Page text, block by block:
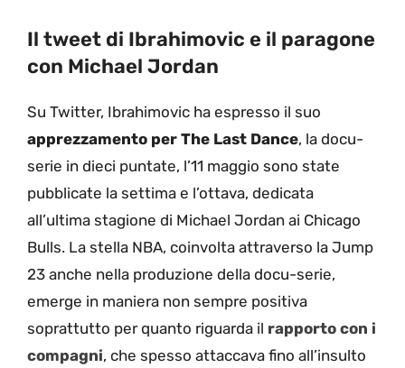
Il tweet di Ibrahimovic e il paragone
con Michael Jordan
Su Twitter, Ibrahimovic ha espresso il suo
apprezzamento per The Last Dance, la docu-
serie in dieci puntate, l’11 maggio sono state
pubblicate la settima e l’ottava, dedicata
all’ultima stagione di Michael Jordan ai Chicago
Bulls. La stella NBA, coinvolta attraverso la Jump
23 anche nella produzione della docu-serie,
emerge in maniera non sempre positiva
soprattutto per quanto riguarda il rapporto con i
compagni, che spesso attaccava fino all’insulto